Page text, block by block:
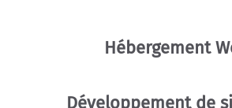
Hébergement
Développement de